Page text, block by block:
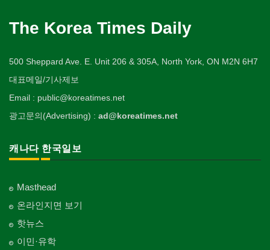
The Korea Times Daily
500 Sheppard Ave. E. Unit 206 & 305A, North York, ON M2N 6H7
대표메일/기사제보
Email : public@koreatimes.net
광고문의(Advertising) : ad@koreatimes.net
캐나다 한국일보
Masthead
온라인지면 보기
핫뉴스
이민·유학